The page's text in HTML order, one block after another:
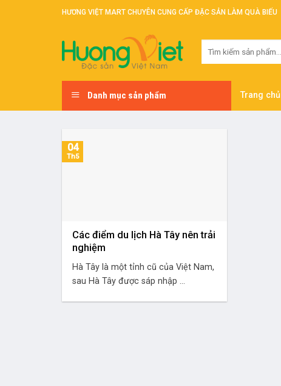
HƯƠNG VIỆT MART CHUYÊN CUNG CẤP ĐẶC SẢN LÀM QUÀ BIẾU
Danh mục sản phẩm Trang chủ
Các điểm du lịch Hà Tây nên trải
nghiệm
Hà Tây là một tỉnh cũ của Việt Nam,
sau Hà Tây được sáp nhập ...
04
Th5